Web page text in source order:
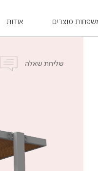
מוצרים אודות
שליחת שאלה